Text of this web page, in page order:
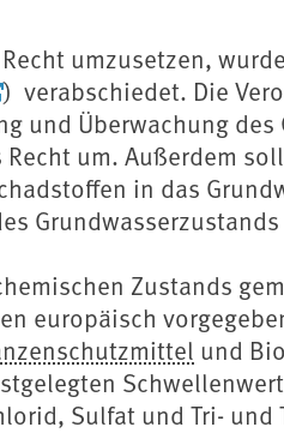
umzusetzen,
) verabschiedet. Die
und Überwachung des
um. Außerdem
in das
Zustands
europäisch
und
Sulfat und Tri- und